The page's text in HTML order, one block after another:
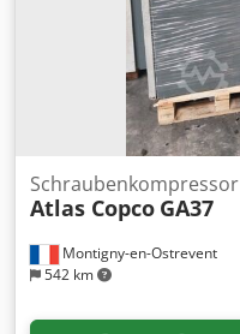
Montigny-en-Ostrevent
542 km
Schraubenkompressor
Atlas Copco GA37